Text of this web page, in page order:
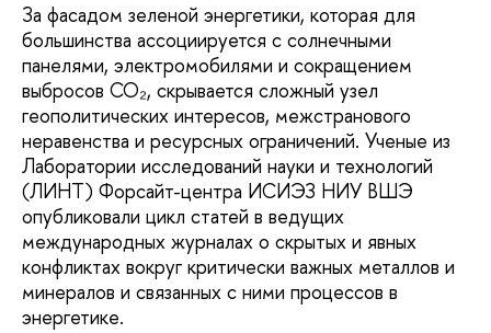
За фасадом зеленой энергетики, которая для
большинства ассоциируется с солнечными
панелями, электромобилями и сокращением
выбросов СО₂, скрывается сложный узел
геополитических интересов, межстранового
неравенства и ресурсных ограничений. Ученые из
Лаборатории исследований науки и технологий
(ЛИНТ) Форсайт-центра ИСИЭЗ НИУ ВШЭ
опубликовали цикл статей в ведущих
международных журналах о скрытых и явных
конфликтах вокруг критически важных металлов и
минералов и связанных с ними процессов в
энергетике.